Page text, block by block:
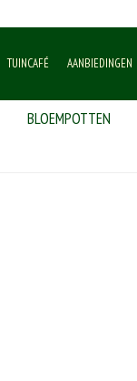
TUINCAFÉ AANBIEDINGEN
BLOEMPOTTEN